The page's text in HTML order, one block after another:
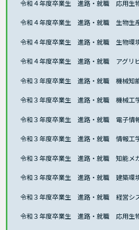
令和４年度卒業生 進路・就職 応用生
令和４年度卒業生 進路・就職 生物生
令和４年度卒業生 進路・就職 生物環
令和４年度卒業生 進路・就職 アグリ
令和３年度卒業生 進路・就職 機械知
令和３年度卒業生 進路・就職 機械工
令和３年度卒業生 進路・就職 電子情
令和３年度卒業生 進路・就職 情報工
令和３年度卒業生 進路・就職 知能メ
令和３年度卒業生 進路・就職 建築環
令和３年度卒業生 進路・就職 経営シ
令和３年度卒業生 進路・就職 応用生